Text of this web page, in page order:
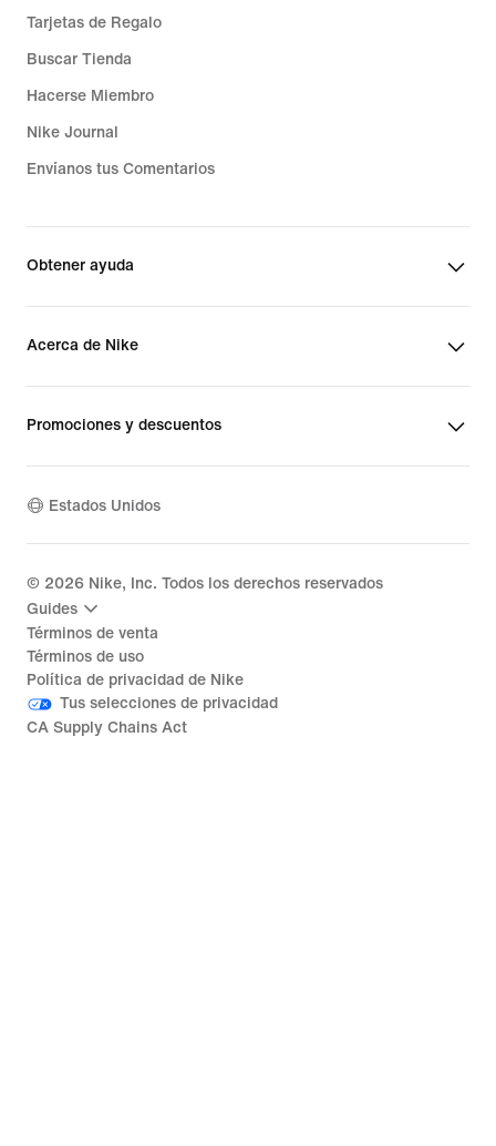
Tarjetas de Regalo
Buscar Tienda
Hacerse Miembro
Nike Journal
Envíanos tus Comentarios
Obtener ayuda
Acerca de Nike
Promociones y descuentos
Estados Unidos
© 2026 Nike, Inc. Todos los derechos reservados
Guides
Términos de venta
Términos de uso
Política de privacidad de Nike
Tus selecciones de privacidad
CA Supply Chains Act